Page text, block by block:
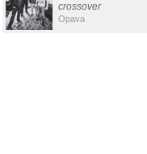
crossover
Opava